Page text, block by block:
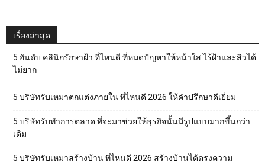
เรื่องล่าสุด
5 อันดับ คลินิกรักษาฝ้า ที่ไหนดี ที่หมดปัญหาให้หน้าใส ไร้ฝ้าและสิวได้
ไม่ยาก
5 บริษัทรับเหมาตกแต่งภายใน ที่ไหนดี 2026 ให้คำปรึกษาดีเยี่ยม
5 บริษัทรับทำการตลาด ที่จะมาช่วยให้ธุรกิจนั้นมีรูปแบบมากขึ้นกว่า
เดิม
5 บริษัทรับเหมาสร้างบ้าน ที่ไหนดี 2026 สร้างบ้านได้ตรงความ